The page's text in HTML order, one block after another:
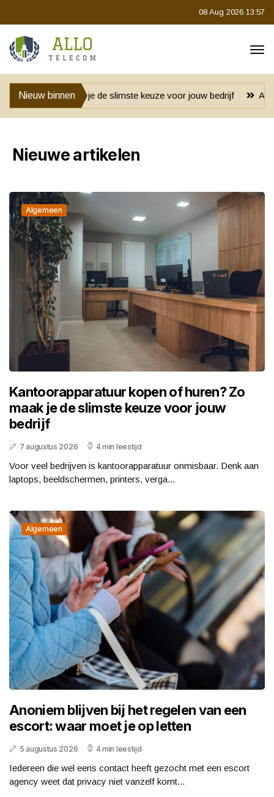
08 Aug 2026 13:57
Nieuw binnen
de slimste keuze voor jouw bedrijf Anoniem blijven bij het
Nieuwe artikelen
Algemeen
Kantoorapparatuur kopen of huren? Zo
maak je de slimste keuze voor jouw
bedrijf
7 augustus 2026 4 min leestijd
Voor veel bedrijven is kantoorapparatuur onmisbaar. Denk aan
laptops, beeldschermen, printers, verga...
Algemeen
Anoniem blijven bij het regelen van een
escort: waar moet je op letten
5 augustus 2026 4 min leestijd
Iedereen die wel eens contact heeft gezocht met een escort
agency weet dat privacy niet vanzelf komt...